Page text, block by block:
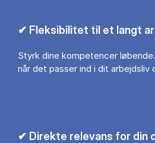
✔ Fleksibilitet til et langt
Styrk dine kompetencer
når det passer ind i dit arbejdsliv
✔ Direkte relevans for din